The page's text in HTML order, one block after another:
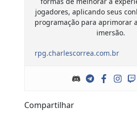
jogadores, aplicando seus
programação para aprimorar
imersão.
rpg.charlescorrea.com.br
Compartilhar